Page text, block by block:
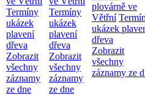
Termíny
ukázek
plavení
dřeva
Zobrazit
všechny
záznamy
ze dne
Termíny
ukázek
plavení
dřeva
Zobrazit
všechny
záznamy
ze dne
plovárně ve
Větřní
ukázek
dřeva
Zobrazit
všechny
záznamy ze